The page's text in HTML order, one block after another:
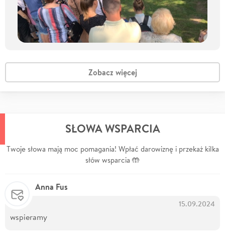
Zobacz więcej
SŁOWA WSPARCIA
Twoje słowa mają moc pomagania! Wpłać darowiznę i przekaż kilka
słów wsparcia 🤲
Anna Fus
15.09.2024
wspieramy